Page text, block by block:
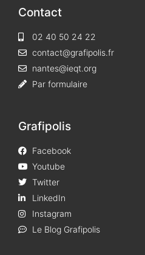
Contact
02 40 50 24 22
contact@grafipolis.fr
nantes@ieqt.org
Par formulaire
Grafipolis
Facebook
Youtube
Twitter
LinkedIn
Instagram
Le Blog Grafipolis